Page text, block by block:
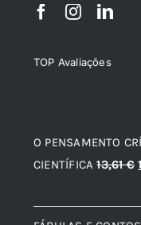
TOP Avaliações
O PENSAMENTO
CIENTÍFICA 13,61€